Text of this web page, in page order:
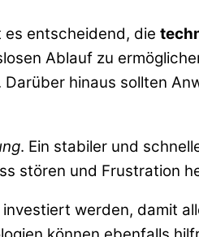
entscheidend, die
Ablauf zu
hinaus sollten
. Ein stabiler und
stören und Frustration
werden, damit